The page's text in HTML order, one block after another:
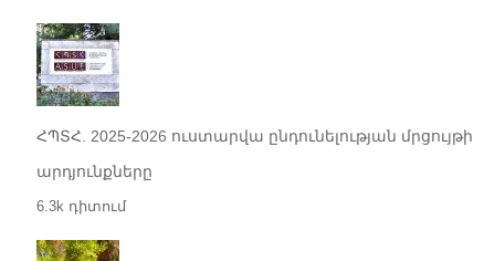
ՀՊՏՀ. 2025-2026 ուստարվա ընդունելության մրցույթի
արդյունքները
6.3k դիտում